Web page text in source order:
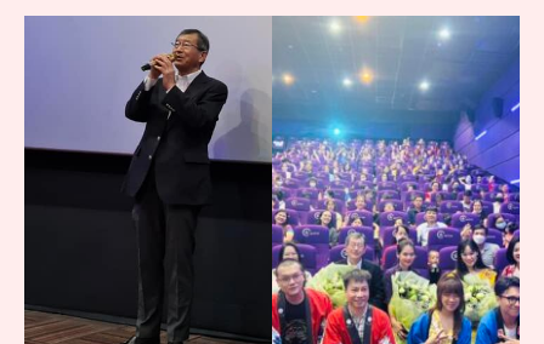
xin chào 👋
Mình có thể giúp bạn điều gì?